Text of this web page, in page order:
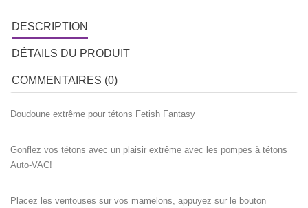
DESCRIPTION
DÉTAILS DU PRODUIT
COMMENTAIRES (0)
Doudoune extrême pour tétons Fetish Fantasy
Gonflez vos tétons avec un plaisir extrême avec les pompes à tétons
Auto-VAC!
Placez les ventouses sur vos mamelons, appuyez sur le bouton